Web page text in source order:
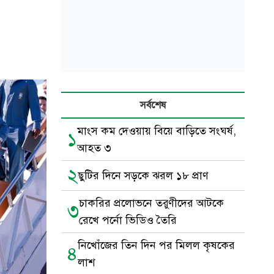
সর্বশেষ
১মাংস কম দেওয়ায় বিয়ে বাড়িতে সংঘর্ষ,
আহত ৩
২ছুটির দিনে সড়কে ঝরল ১৮ প্রাণ
৩চাকরির প্রলোভনে তরুণীদের আটকে
রেখে পর্নো ভিডিও তৈরি
৪নিখোঁজের তিন দিন পর মিলল কৃষকের
লাশ